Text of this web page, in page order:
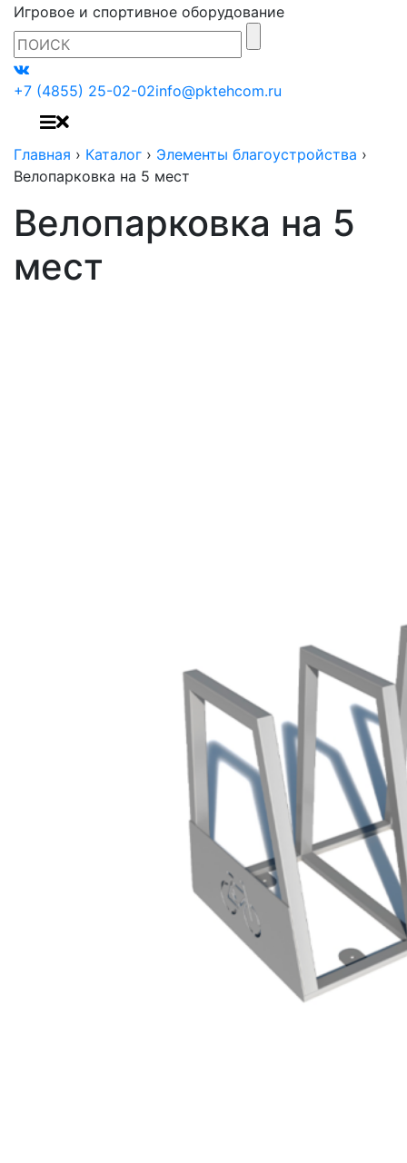
Игровое и спортивное оборудование
+7 (4855) 25-02-02info@pktehcom.ru
Главная › Каталог › Элементы благоустройства ›
Велопарковка на 5 мест
Велопарковка на 5
мест